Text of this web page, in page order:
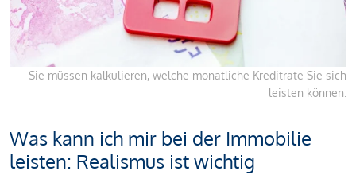
Sie müssen kalkulieren, welche monatliche Kreditrate Sie sich
leisten können.
Was kann ich mir bei der Immobilie
leisten: Realismus ist wichtig